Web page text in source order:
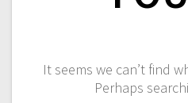
It seems we can’t find
Perhaps